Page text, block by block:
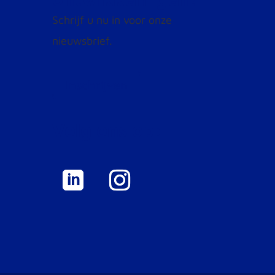
Schrijf u nu in voor onze
nieuwsbrief.